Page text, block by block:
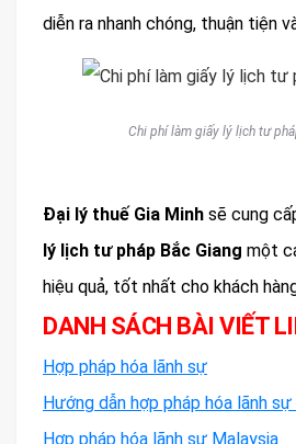
diễn ra nhanh chóng, thuận tiện
Chi phí làm giấy lý lịch tư
Đại lý thuế Gia Minh sẽ cung
lý lịch tư pháp Bắc Giang một
hiệu quả, tốt nhất cho khách
DANH SÁCH BÀI VIẾT
Hợp pháp hóa lãnh sự
Hướng dẫn hợp pháp hóa lãnh
Hợp pháp hóa lãnh sự Malaysia